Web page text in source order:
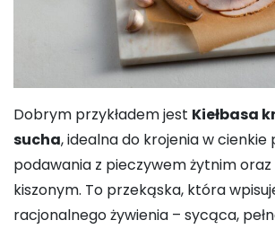
Dobrym przykładem jest Kiełbasa
sucha, idealna do krojenia w cienkie
podawania z pieczywem żytnim
kiszonym. To przekąska, która
racjonalnego żywienia – sycąca,